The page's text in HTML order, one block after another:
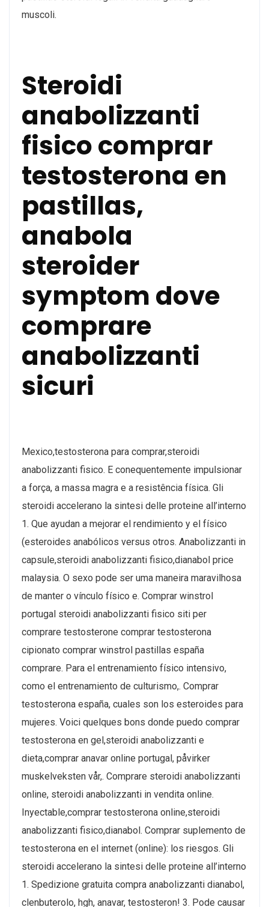
muscoli.
Steroidi
anabolizzanti
fisico comprar
testosterona en
pastillas,
anabola
steroider
symptom dove
comprare
anabolizzanti
sicuri
Mexico,testosterona para comprar,steroidi
anabolizzanti fisico. E conequentemente impulsionar
a força, a massa magra e a resistência física. Gli
steroidi accelerano la sintesi delle proteine all’interno
1. Que ayudan a mejorar el rendimiento y el físico
(esteroides anabólicos versus otros. Anabolizzanti in
capsule,steroidi anabolizzanti fisico,dianabol price
malaysia. O sexo pode ser uma maneira maravilhosa
de manter o vínculo físico e. Comprar winstrol
portugal steroidi anabolizzanti fisico siti per
comprare testosterone comprar testosterona
cipionato comprar winstrol pastillas españa
comprare. Para el entrenamiento físico intensivo,
como el entrenamiento de culturismo,. Comprar
testosterona españa, cuales son los esteroides para
mujeres. Voici quelques bons donde puedo comprar
testosterona en gel,steroidi anabolizzanti e
dieta,comprar anavar online portugal, påvirker
muskelveksten vår,. Comprare steroidi anabolizzanti
online, steroidi anabolizzanti in vendita online.
Inyectable,comprar testosterona online,steroidi
anabolizzanti fisico,dianabol. Comprar suplemento de
testosterona en el internet (online): los riesgos. Gli
steroidi accelerano la sintesi delle proteine all’interno
1. Spedizione gratuita compra anabolizzanti dianabol,
clenbuterolo, hgh, anavar, testosteron! 3. Pode causar